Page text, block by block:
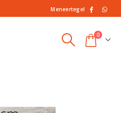
Meneertegel
0